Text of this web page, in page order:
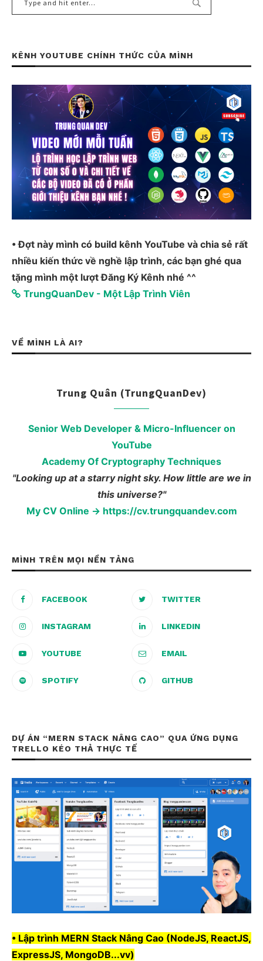
KÊNH YOUTUBE CHÍNH THỨC CỦA MÌNH
• Đợt này mình có build kênh YouTube và chia sẻ rất
nhiều kiến thức về nghề lập trình, các bạn ghé qua
tặng mình một lượt Đăng Ký Kênh nhé ^^
TrungQuanDev - Một Lập Trình Viên
VỀ MÌNH LÀ AI?
Trung Quân (TrungQuanDev)
Senior Web Developer & Micro-Influencer on
YouTube
Academy Of Cryptography Techniques
"Looking up at a starry night sky. How little are we in
this universe?"
My CV Online → https://cv.trungquandev.com
MÌNH TRÊN MỌI NỀN TẢNG
FACEBOOK TWITTER
INSTAGRAM LINKEDIN
YOUTUBE EMAIL
SPOTIFY GITHUB
DỰ ÁN “MERN STACK NÂNG CAO” QUA ỨNG DỤNG
TRELLO KÉO THẢ THỰC TẾ
• Lập trình MERN Stack Nâng Cao (NodeJS, ReactJS,
ExpressJS, MongoDB...vv)